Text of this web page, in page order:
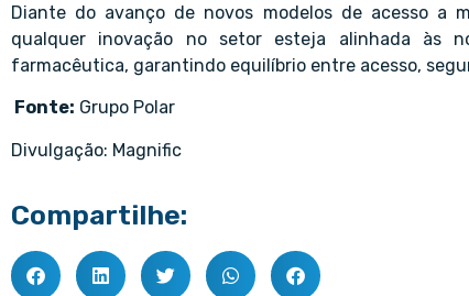
Diante do avanço de novos modelos de acesso a
qualquer inovação no setor esteja alinhada às
farmacêutica, garantindo equilíbrio entre acesso,
Fonte: Grupo Polar
Divulgação: Magnific
Compartilhe: